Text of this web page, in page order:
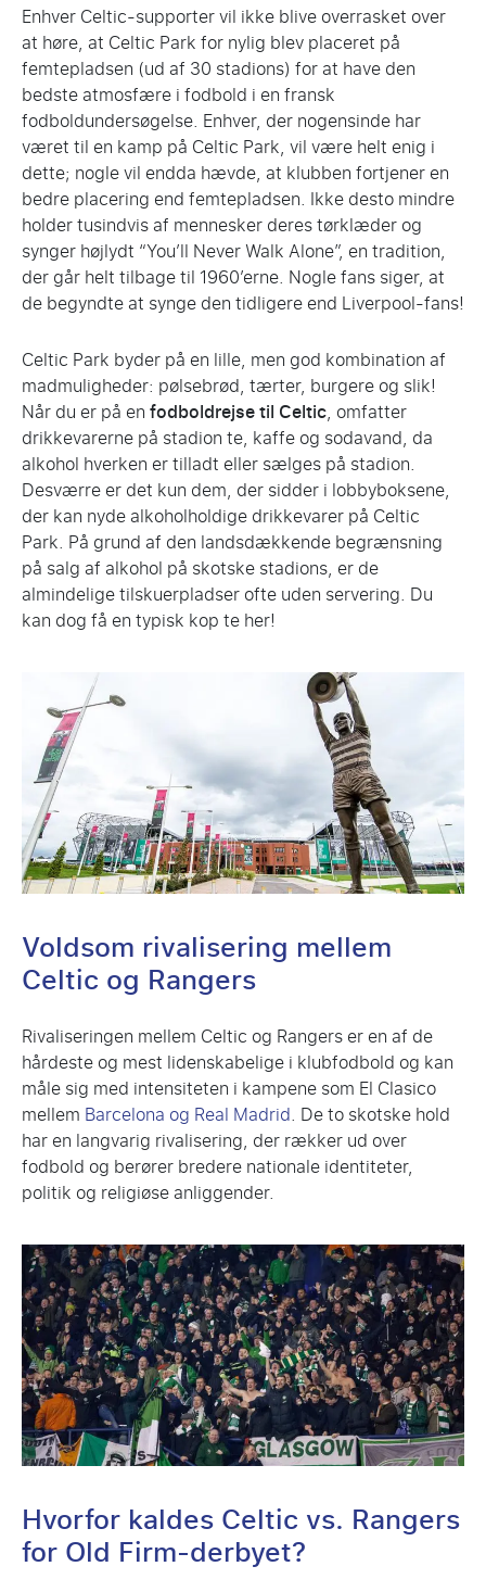
Enhver Celtic-supporter vil ikke blive overrasket over
at høre, at Celtic Park for nylig blev placeret på
femtepladsen (ud af 30 stadions) for at have den
bedste atmosfære i fodbold i en fransk
fodboldundersøgelse. Enhver, der nogensinde har
været til en kamp på Celtic Park, vil være helt enig i
dette; nogle vil endda hævde, at klubben fortjener en
bedre placering end femtepladsen. Ikke desto mindre
holder tusindvis af mennesker deres tørklæder og
synger højlydt “You’ll Never Walk Alone”, en tradition,
der går helt tilbage til 1960’erne. Nogle fans siger, at
de begyndte at synge den tidligere end Liverpool-fans!
Celtic Park byder på en lille, men god kombination af
madmuligheder: pølsebrød, tærter, burgere og slik!
Når du er på enfodboldrejse til Celtic, omfatter
drikkevarerne på stadion te, kaffe og sodavand, da
alkohol hverken er tilladt eller sælges på stadion.
Desværre er det kun dem, der sidder i lobbyboksene,
der kan nyde alkoholholdige drikkevarer på Celtic
Park. På grund af den landsdækkende begrænsning
på salg af alkohol på skotske stadions, er de
almindelige tilskuerpladser ofte uden servering. Du
kan dog få en typisk kop te her!
Voldsom rivalisering mellem
Celtic og Rangers
Rivaliseringen mellem Celtic og Rangers er en af de
hårdeste og mest lidenskabelige i klubfodbold og kan
måle sig med intensiteten i kampene som El Clasico
mellem Barcelona og Real Madrid. De to skotske hold
har en langvarig rivalisering, der rækker ud over
fodbold og berører bredere nationale identiteter,
politik og religiøse anliggender.
Hvorfor kaldes Celtic vs. Rangers
for Old Firm-derbyet?